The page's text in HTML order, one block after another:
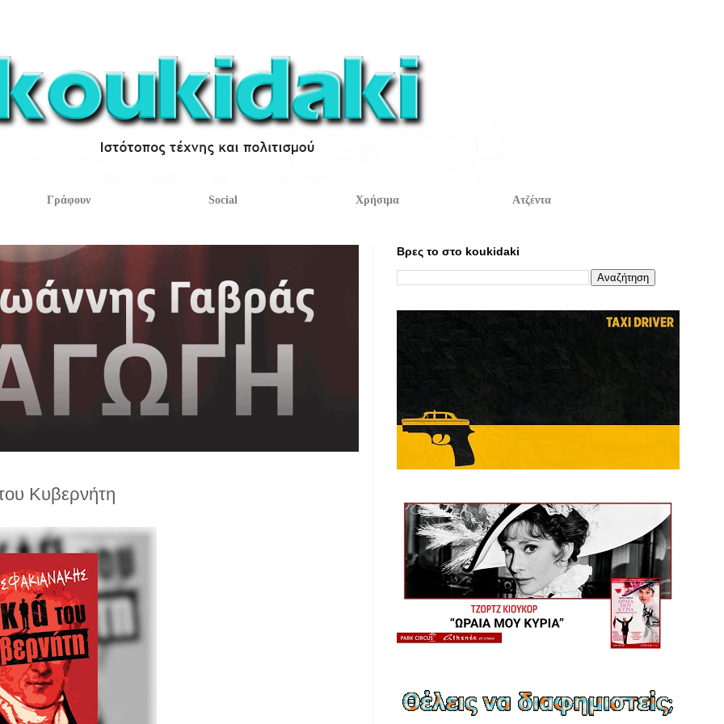
Γράφουν Social Χρήσιμα Ατζέντα
Κυβερνήτη
Βρες το στο koukidaki